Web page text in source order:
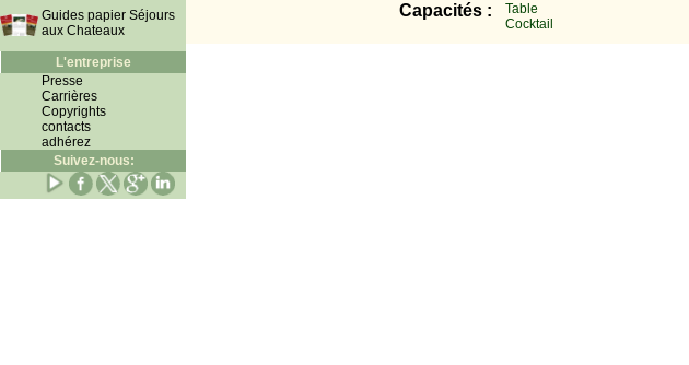
Guides papier Séjours
aux Chateaux
L'entreprise
Presse
Carrières
Copyrights
contacts
adhérez
Suivez-nous:
Capacités : Table
Cocktail